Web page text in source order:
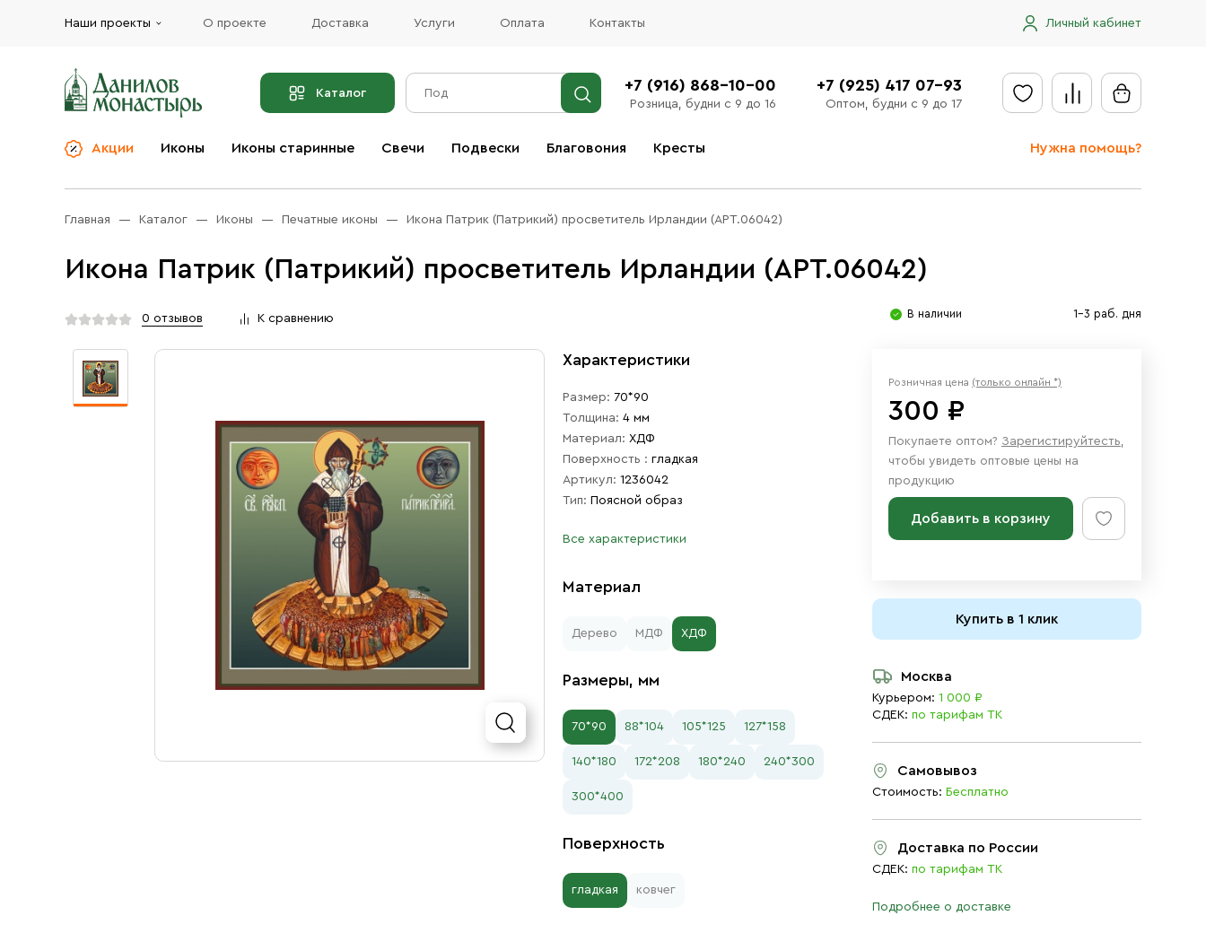
Наши проекты О проекте Доставка Услуги Оплата Контакты Личный кабинет
Каталог +7 (916) 868-10-00
Розница, будни с 9 до 16
+7 (925) 417 07-93
Оптом, будни с 9 до 17
Акции Иконы Иконы старинные Свечи Подвески Благовония Кресты Нужна помощь?
Отправить заявку
Церковная утварь
Иконы
Ювелирные изделия
Бренды
Услуги
Главная Каталог Иконы Печатные иконы Икона Патрик (Патрикий) просветитель Ирландии (АРТ.06042)
Икона Патрик (Патрикий) просветитель Ирландии (АРТ.06042)
0 отзывов К сравнению В наличии 1-3 раб. дня
Характеристики
Размер: 70*90
Толщина: 4 мм
Материал: ХДФ
Поверхность : гладкая
Артикул: 1236042
Тип: Поясной образ
Все характеристики
Материал
Дерево МДФ ХДФ
Размеры, мм
70*90 88*104 105*125 127*158
140*180 172*208 180*240 240*300
300*400
Поверхность
гладкая ковчег
Розничная цена (только онлайн *)
300 ₽
Покупаете оптом? Зарегистируйтесть,
чтобы увидеть оптовые цены на
продукцию
Добавить в корзину
Купить в 1 клик
Москва
Курьером: 1 000 ₽
СДЕК: по тарифам ТК
Самовывоз
Стоимость: Бесплатно
Доставка по России
СДЕК: по тарифам ТК
Подробнее о доставке